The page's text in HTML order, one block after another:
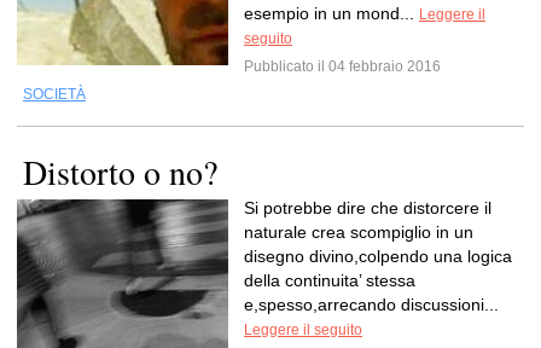
esempio in un mond...
Leggere il
seguito
Pubblicato il 04 febbraio 2016
SOCIETÀ
Distorto o no?
Si potrebbe dire che distorcere il
naturale crea scompiglio in un
disegno divino,colpendo una logica
della continuita’ stessa
e,spesso,arrecando discussioni...
Leggere il seguito